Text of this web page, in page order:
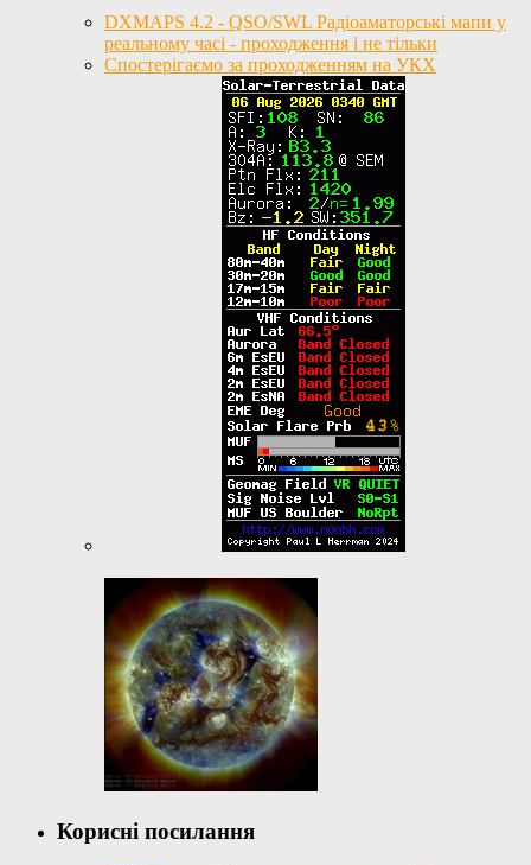
DXMAPS 4.2 - QSO/SWL Радіоаматорські мапи у
реальному часі - проходження і не тільки
Спостерігаємо за проходженням на УКХ
Корисні посилання